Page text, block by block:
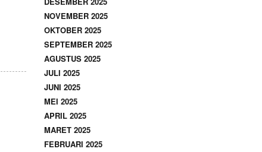
NOVEMBER 2025
OKTOBER 2025
SEPTEMBER 2025
AGUSTUS 2025
JULI 2025
JUNI 2025
MEI 2025
APRIL 2025
MARET 2025
FEBRUARI 2025